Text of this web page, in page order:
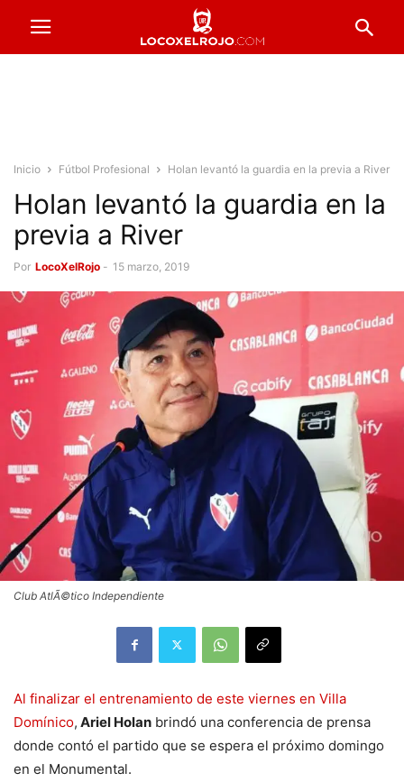
Inicio Fútbol Profesional Holan levantó la guardia en la previa a River
Holan levantó la guardia en la
previa a River
Por LocoXelRojo - 15 marzo, 2019
Club AtlÃ©tico Independiente
Al finalizar el entrenamiento de este viernes en Villa
Domínico, Ariel Holan brindó una conferencia de prensa
donde contó el partido que se espera el próximo domingo
en el Monumental.